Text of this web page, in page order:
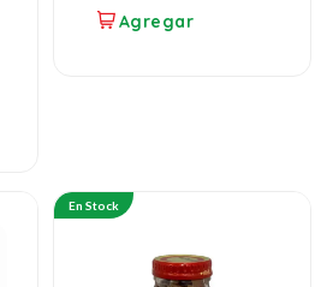
En Stock